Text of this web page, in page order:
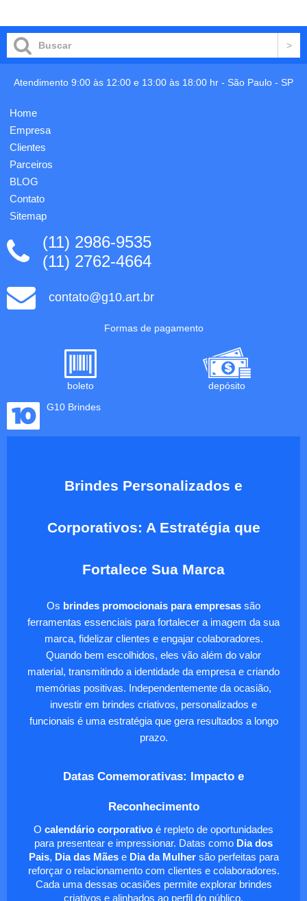
com
suporte
para
e mini
de café
tecido.
Personalização
inclusa.
* Led *
gravação
já
Atendimento 9:00 às 12:00 e 13:00 às 18:00 hr - São Paulo - SP
Home
Empresa
Clientes
Parceiros
BLOG
Contato
Sitemap
(11) 2986-9535
(11) 2762-4664
contato@g10.art.br
Formas de pagamento
boleto
depósito
G10 Brindes
Brindes Personalizados e
Corporativos: A Estratégia que
Fortalece Sua Marca
Os brindes promocionais para empresas são
ferramentas essenciais para fortalecer a imagem da sua
marca, fidelizar clientes e engajar colaboradores.
Quando bem escolhidos, eles vão além do valor
material, transmitindo a identidade da empresa e criando
memórias positivas. Independentemente da ocasião,
investir em brindes criativos, personalizados e
funcionais é uma estratégia que gera resultados a longo
prazo.
Datas Comemorativas: Impacto e
Reconhecimento
O calendário corporativo é repleto de oportunidades
para presentear e impressionar. Datas como Dia dos
Pais, Dia das Mãese Dia da Mulhersão perfeitas para
reforçar o relacionamento com clientes e colaboradores.
Cada uma dessas ocasiões permite explorar brindes
criativos e alinhados ao perfil do público.